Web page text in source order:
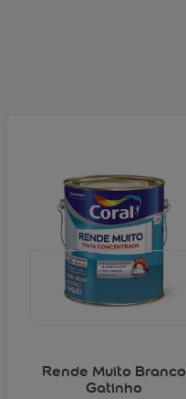
Rende Muito Branco
Gatinho